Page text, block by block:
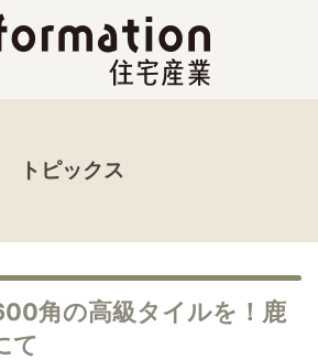
トピックス
角の高級タイルを！鹿
て